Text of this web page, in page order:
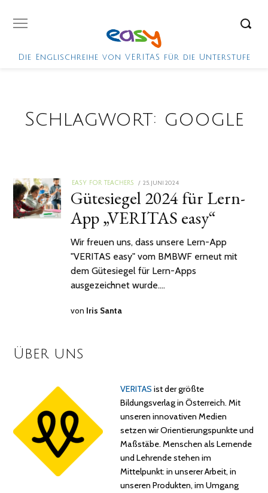
Die Englischreihe von VERITAS für die Unterstufe
Schlagwort: google
EASY FOR TEACHERS
POSTED
25. JUNI 2024
Gütesiegel 2024 für Lern-
App „VERITAS easy“
Wir freuen uns, dass unsere Lern-App
"VERITAS easy" vom BMBWF erneut mit
dem Gütesiegel für Lern-Apps
ausgezeichnet wurde.…
von Iris Santa
Über uns
VERITAS ist der größte
Bildungsverlag in Österreich. Mit
unseren innovativen Medien
setzen wir Orientierungspunkte und
Maßstäbe. Menschen als Lernende
und Lehrende stehen im
Mittelpunkt: in unserer Arbeit, in
unseren Produkten, im Umgang